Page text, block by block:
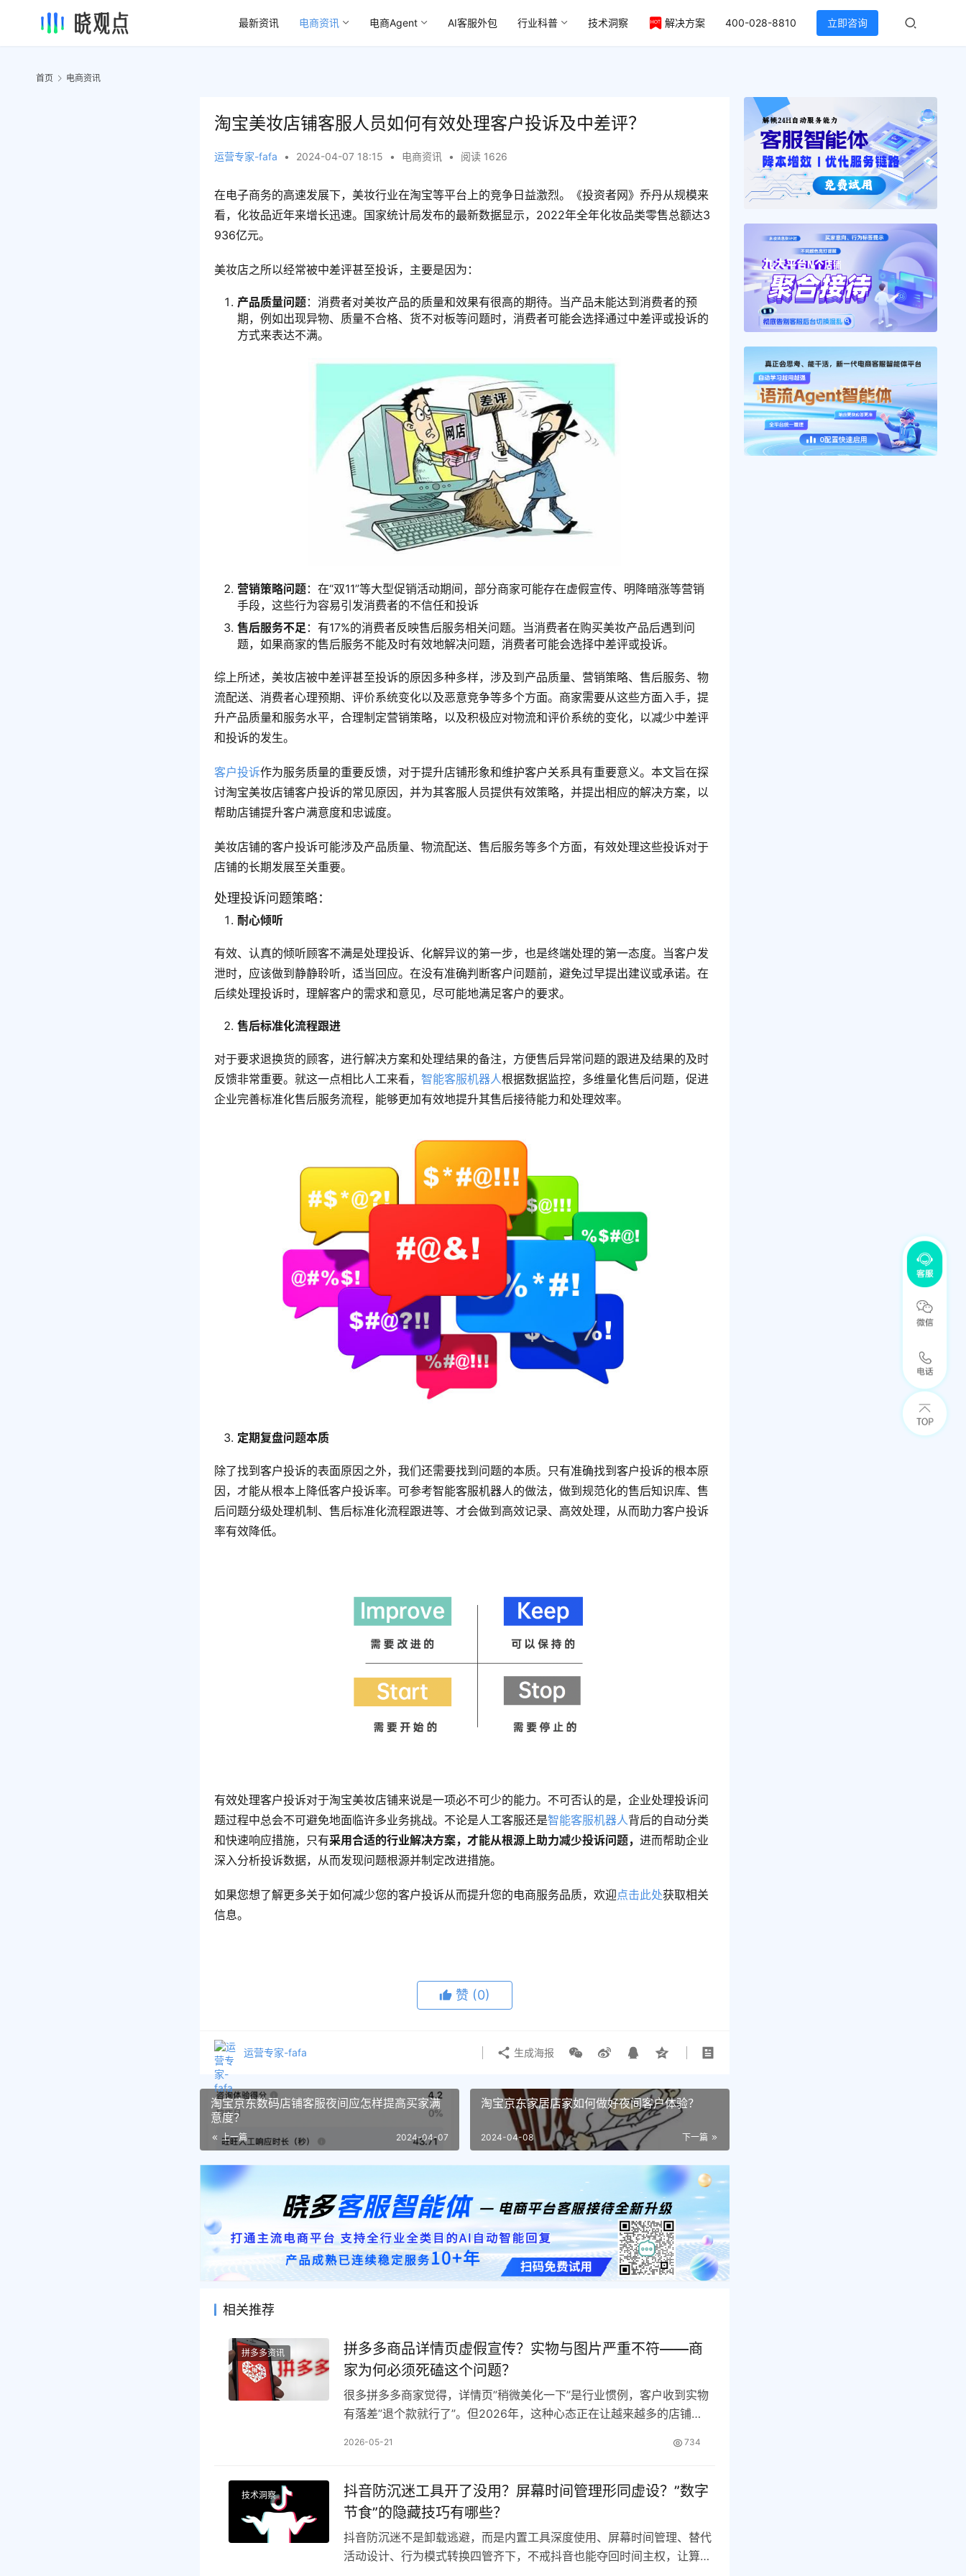
最新资讯 电商资讯 电商Agent AI客服外包 行业科普 技术洞察 解决方案 400-028-8810 立即咨询
首页 电商资讯
淘宝美妆店铺客服人员如何有效处理客户投诉及中差评？
运营专家-fafa • 2024-04-07 18:15 • 电商资讯 • 阅读 1626
在电子商务的高速发展下，美妆行业在淘宝等平台上的竞争日益激烈。《投资者网》乔丹从规模来
看，化妆品近年来增长迅速。国家统计局发布的最新数据显示，2022年全年化妆品类零售总额达3
936亿元。
美妆店之所以经常被中差评甚至投诉，主要是因为：
产品质量问题：消费者对美妆产品的质量和效果有很高的期待。当产品未能达到消费者的预
期，例如出现异物、质量不合格、货不对板等问题时，消费者可能会选择通过中差评或投诉的
方式来表达不满。
营销策略问题：在“双11”等大型促销活动期间，部分商家可能存在虚假宣传、明降暗涨等营销
手段，这些行为容易引发消费者的不信任和投诉
售后服务不足 ：有17%的消费者反映售后服务相关问题。当消费者在购买美妆产品后遇到问
题，如果商家的售后服务不能及时有效地解决问题，消费者可能会选择中差评或投诉。
综上所述，美妆店被中差评甚至投诉的原因多种多样，涉及到产品质量、营销策略、售后服务、物
流配送、消费者心理预期、评价系统变化以及恶意竞争等多个方面。商家需要从这些方面入手，提
升产品质量和服务水平，合理制定营销策略，以及积极应对物流和评价系统的变化，以减少中差评
和投诉的发生。
客户投诉作为服务质量的重要反馈，对于提升店铺形象和维护客户关系具有重要意义。本文旨在探
讨淘宝美妆店铺客户投诉的常见原因，并为其客服人员提供有效策略，并提出相应的解决方案，以
帮助店铺提升客户满意度和忠诚度。
美妆店铺的客户投诉可能涉及产品质量、物流配送、售后服务等多个方面，有效处理这些投诉对于
店铺的长期发展至关重要。
处理投诉问题策略：
耐心倾听
有效、认真的倾听顾客不满是处理投诉、化解异议的第一步，也是终端处理的第一态度。当客户发
泄时，应该做到静静聆听，适当回应。在没有准确判断客户问题前，避免过早提出建议或承诺。在
后续处理投诉时，理解客户的需求和意见，尽可能地满足客户的要求。
售后标准化流程跟进
对于要求退换货的顾客，进行解决方案和处理结果的备注，方便售后异常问题的跟进及结果的及时
反馈非常重要。就这一点相比人工来看，智能客服机器人根据数据监控，多维量化售后问题，促进
企业完善标准化售后服务流程，能够更加有效地提升其售后接待能力和处理效率。
定期复盘问题本质
除了找到客户投诉的表面原因之外，我们还需要找到问题的本质。只有准确找到客户投诉的根本原
因，才能从根本上降低客户投诉率。可参考智能客服机器人的做法，做到规范化的售后知识库、售
后问题分级处理机制、售后标准化流程跟进等、才会做到高效记录、高效处理，从而助力客户投诉
率有效降低。
有效处理客户投诉对于淘宝美妆店铺来说是一项必不可少的能力。不可否认的是，企业处理投诉问
题过程中总会不可避免地面临许多业务挑战。不论是人工客服还是智能客服机器人背后的自动分类
和快速响应措施，只有采用合适的行业解决方案，才能从根源上助力减少投诉问题，进而帮助企业
深入分析投诉数据，从而发现问题根源并制定改进措施。
如果您想了解更多关于如何减少您的客户投诉从而提升您的电商服务品质，欢迎点击此处获取相关
信息。
赞 (0)
运营专家-fafa 生成海报
淘宝京东数码店铺客服夜间应怎样提高买家满
意度？
上一篇 2024-04-07
淘宝京东家居店家如何做好夜间客户体验？
下一篇
2024-04-08
相关推荐
拼多多资讯
拼多多商品详情页虚假宣传？实物与图片严重不符——商
家为何必须死磕这个问题？
很多拼多多商家觉得，详情页”稍微美化一下”是行业惯例，客户收到实物
有落差”退个款就行了”。但2026年，这种心态正在让越来越多的店铺…
2026-05-21 734
技术洞察
抖音防沉迷工具开了没用？屏幕时间管理形同虚设？”数字
节食”的隐藏技巧有哪些？
抖音防沉迷不是卸载逃避，而是内置工具深度使用、屏幕时间管理、替代
活动设计、行为模式转换四管齐下，不戒抖音也能夺回时间主权，让算法